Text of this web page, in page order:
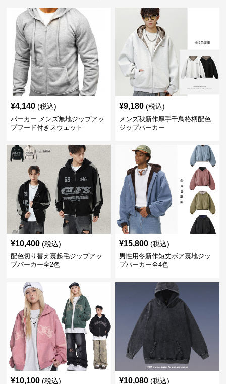
¥4,140 (税込)
パーカー メンズ無地ジップアッ
プフード付きスウェット
¥9,180 (税込)
メンズ秋新作厚手千鳥格柄配色
ジップパーカー
¥10,400 (税込)
配色切り替え裏起毛ジップアッ
プパーカー全2色
¥15,800 (税込)
男性用冬新作短丈ボア裏地ジッ
プパーカー全4色
¥10,100 (税込) ¥10,080 (税込)